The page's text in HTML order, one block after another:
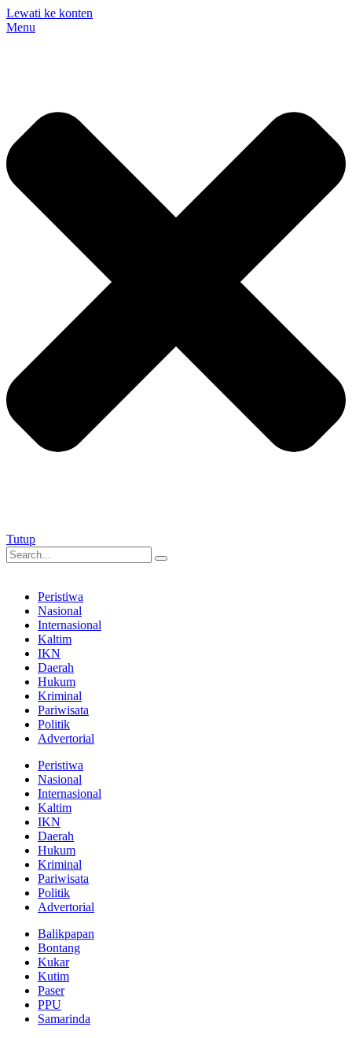
Lewati ke konten
Menu
Tutup
Peristiwa
Nasional
Internasional
Kaltim
IKN
Daerah
Hukum
Kriminal
Pariwisata
Politik
Advertorial
Peristiwa
Nasional
Internasional
Kaltim
IKN
Daerah
Hukum
Kriminal
Pariwisata
Politik
Advertorial
Balikpapan
Bontang
Kukar
Kutim
Paser
PPU
Samarinda